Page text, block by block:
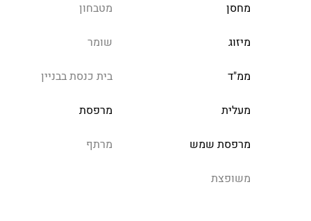
מחסן מטבחון
מיזוג שומר
ממ"ד בית כנסת בבניין
מעלית מרפסת
מרפסת שמש מרתף
משופצת